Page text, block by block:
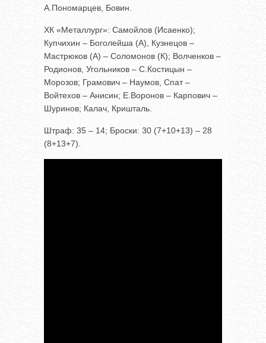
А.Пономарцев, Бовин.
ХК «Металлург»: Самойлов (Исаенко);
Купчихин – Боголейша (А), Кузнецов –
Мастрюков (А) – Соломонов (К); Волченков –
Родионов, Угольников – С.Костицын –
Морозов; Грамович – Наумов, Спат –
Войтехов – Анисин; Е.Воронов – Карпович –
Шуринов; Калач, Кришталь.
Штраф: 35 – 14; Броски: 30 (7+10+13) – 28
(8+13+7).